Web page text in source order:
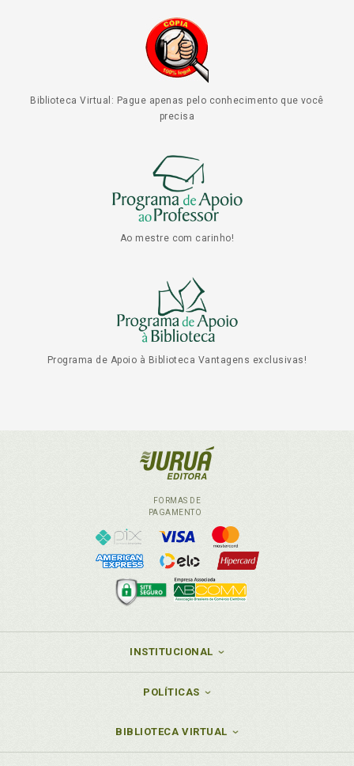
Biblioteca Virtual: Pague apenas pelo conhecimento que você
precisa
Ao mestre com carinho!
Programa de Apoio à Biblioteca Vantagens exclusivas!
FORMAS DE
PAGAMENTO
INSTITUCIONAL
POLÍTICAS
BIBLIOTECA VIRTUAL